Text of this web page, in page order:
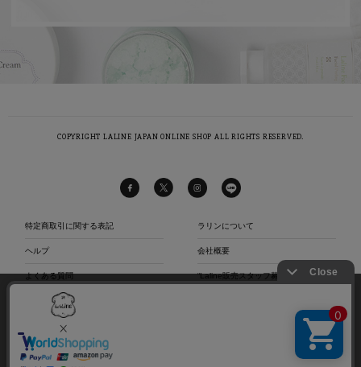
特定商取引に関する表記
ヘルプ
よくある質問
お問い合わせ
プライバシーポリシー
ご利用規約
ラリンについて
会社概要
“Laline販売スタッフ募集中“
COPYRIGHT LALINE JAPAN ONLINE SHOP ALL RIGHTS RESERVED.
当社は、第三者が運営するデータマネジメントプラットフォームからクッキーにより収集さ
れたウェブの閲覧履歴及びその分析結果を取得し、これを第三者が有するお客様の個人デー
タを結びつけたうえで広告等マーケティング活動に使用する前提で、当該第三者に提供する
とともに、当社も自ら有する個人データと結び付けたうえで、当社マーケティング活動等の
目的で利用することがあります。
詳細は当社プライバシーポリシー